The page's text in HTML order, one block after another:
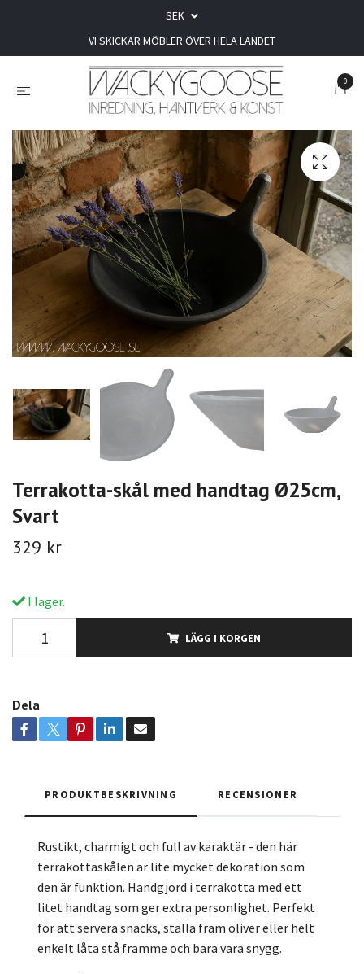
SEK
VI SKICKAR MÖBLER ÖVER HELA LANDET
0
Terrakotta-skål med handtag Ø25cm,
Svart
329 kr
I lager.
LÄGG I KORGEN
Dela
PRODUKTBESKRIVNING RECENSIONER
Rustikt, charmigt och full av karaktär - den här
terrakottaskålen är lite mycket dekoration som
den är funktion. Handgjord i terrakotta med ett
litet handtag som ger extra personlighet. Perfekt
för att servera snacks, ställa fram oliver eller helt
enkelt låta stå framme och bara vara snygg.